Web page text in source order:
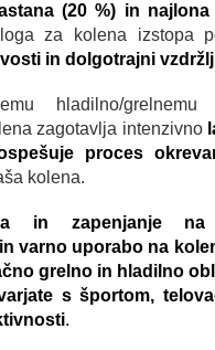
(20 %) in najlona
za kolena izstopa
in dolgotrajni
hladilno/grelnemu
zagotavlja intenzivno
proces
kolena.
in zapenjanje na
varno uporabo na
grelno in hladilno
s športom,
.